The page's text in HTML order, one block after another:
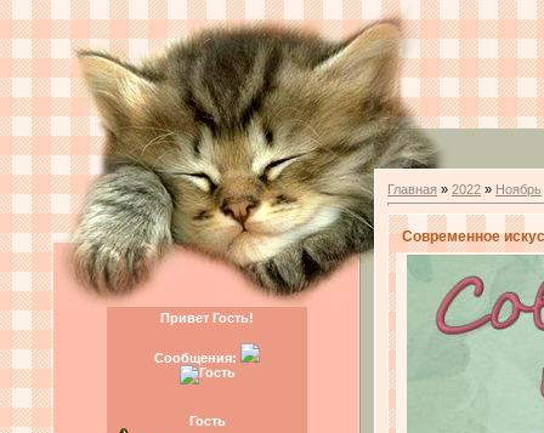
Привет Гость!
Сообщения:
Гость
Главная » 2022 » Ноябрь
Современное